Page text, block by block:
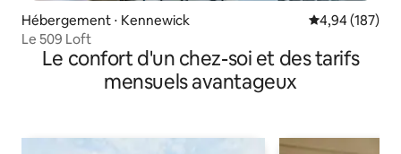
Hébergement ⋅ Kennewick Évaluation
4,94 (187)
Le 509 Loft
Le confort d'un chez-soi et des tarifs
mensuels avantageux